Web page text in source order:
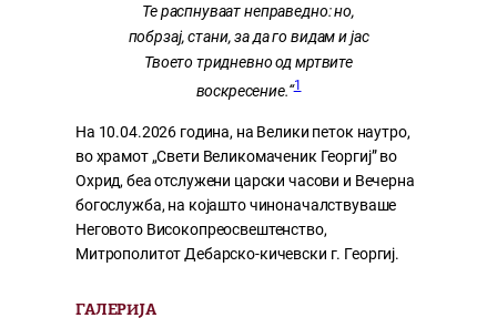
Те распнуваат неправедно: но,
побрзај, стани, за да го видам и јас
Твоето тридневно од мртвите
воскресение.“1
На 10.04.2026 година, на Велики петок наутро,
во храмот „Свети Великомаченик Георгиј” во
Охрид, беа отслужени царски часови и Вечерна
богослужба, на којашто чиноначалствуваше
Неговото Високопреосвештенство,
Митрополитот Дебарско-кичевски г. Георгиј.